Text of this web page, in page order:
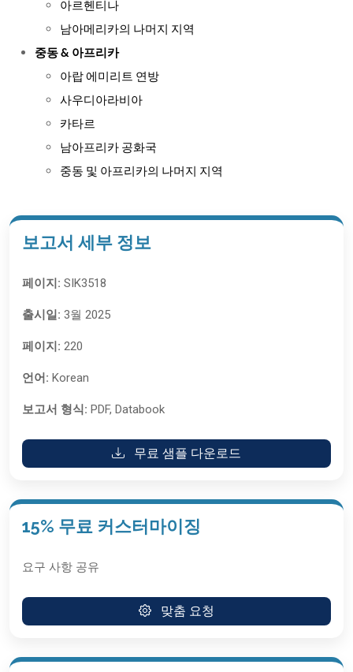
아르헨티나
남아메리카의 나머지 지역
중동 & 아프리카
아랍 에미리트 연방
사우디아라비아
카타르
남아프리카 공화국
중동 및 아프리카의 나머지 지역
보고서 세부 정보
페이지: SIK3518
출시일: 3월 2025
페이지: 220
언어: Korean
보고서 형식: PDF, Databook
무료 샘플 다운로드
15% 무료 커스터마이징
요구 사항 공유
맞춤 요청